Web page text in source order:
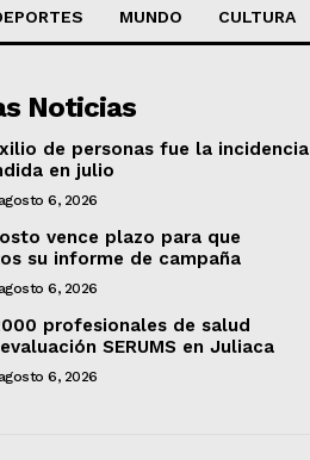
MUNDO CULTURA
Noticias
de personas fue la incidencia
en julio
6, 2026
vence plazo para que
su informe de campaña
6, 2026
profesionales de salud
SERUMS en Juliaca
6, 2026